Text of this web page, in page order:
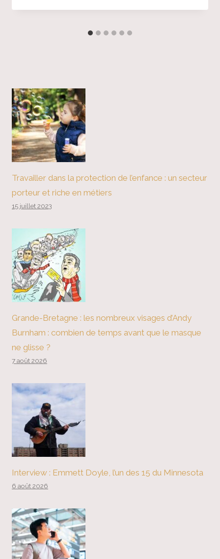
Travailler dans la protection de l’enfance : un secteur
porteur et riche en métiers
15 juillet 2023
Grande-Bretagne : les nombreux visages d’Andy
Burnham : combien de temps avant que le masque
ne glisse ?
7 août 2026
Interview : Emmett Doyle, l’un des 15 du Minnesota
6 août 2026